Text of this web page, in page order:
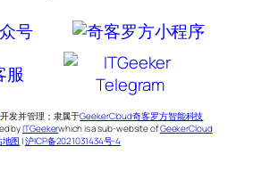
开发并管理；隶属于GeekerCloud奇客罗方智能科技
byITGeekerwhich is a sub-website ofGeekerCloud
地图 |沪ICP备2021031434号-4